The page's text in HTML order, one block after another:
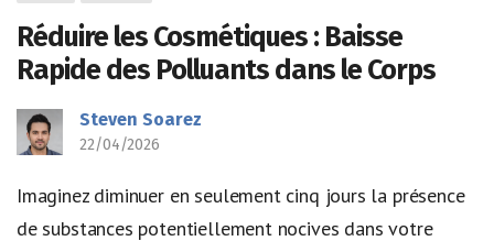
Réduire les Cosmétiques : Baisse
Rapide des Polluants dans le Corps
Steven Soarez
22/04/2026
Imaginez diminuer en seulement cinq jours la présence
de substances potentiellement nocives dans votre